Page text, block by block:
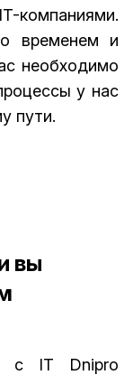
компаниями.
временем и
необходимо
у нас
пути.
вы
с IT Dnipro